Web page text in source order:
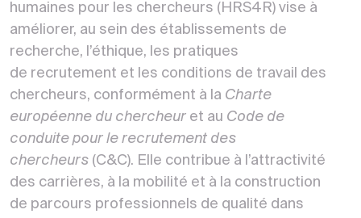
humaines pour les chercheurs (HRS4R) vise à
améliorer, au sein des établissements de
recherche, l’éthique, les pratiques
de recrutement et les conditions de travail des
chercheurs, conformément à la Charte
européenne du chercheur et au Code de
conduite pour le recrutement des
chercheurs (C&C). Elle contribue à l’attractivité
des carrières, à la mobilité et à la construction
de parcours professionnels de qualité dans